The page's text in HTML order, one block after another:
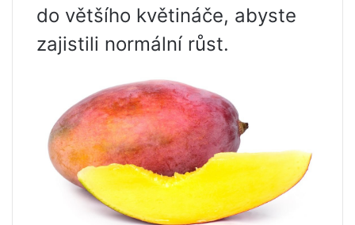
do většího květináče, abyste
zajistili normální růst.